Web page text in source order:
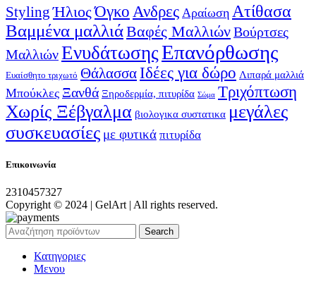
Styling Ήλιος Όγκο Ανδρες Αραίωση Ατίθασα
Βαμμένα μαλλιάΒαφές ΜαλλιώνΒούρτσες
ΜαλλιώνΕνυδάτωσηςΕπανόρθωσης
Ευαίσθητο τριχωτό ΘάλασσαΙδέες για δώρο Λιπαρά μαλλιά
Μπούκλες Ξανθά Ξηροδερμία, πιτυρίδα Σώμα Τριχόπτωση
Χωρίς Ξέβγαλμα βιολογικα συστατικα μεγάλες
συσκευασίες με φυτικά πιτυρίδα
Επικοινωνία
2310457327
Copyright © 2024 | GelArt | All rights reserved.
Search
Κατηγοριες
Μενου